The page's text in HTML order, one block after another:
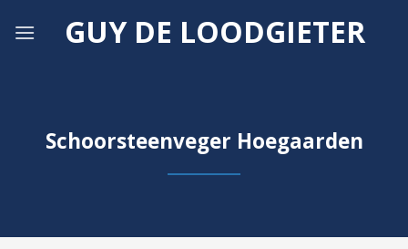
GUY DE LOODGIETER
Schoorsteenveger Hoegaarden